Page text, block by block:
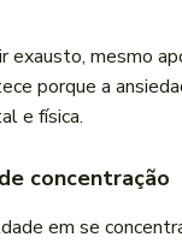
exausto, mesmo
porque a
e física.
concentração
em se